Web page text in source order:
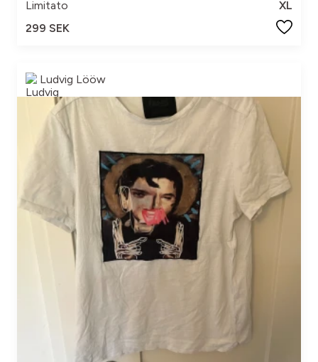
Limitato
XL
299 SEK
Ludvig Lööw